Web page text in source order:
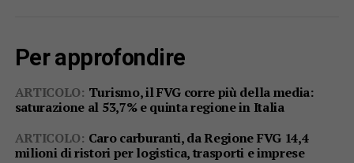
Per approfondire
ARTICOLO: Turismo, il FVG corre più della media:
saturazione al 53,7% e quinta regione in Italia
ARTICOLO: Caro carburanti, da Regione FVG 14,4
milioni di ristori per logistica, trasporti e imprese